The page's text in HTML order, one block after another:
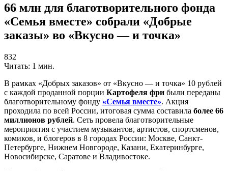
66 млн для благотворительного фонда
«Семья вместе» собрали «Добрые
заказы» во «Вкусно — и точка»
832
Читать: 1 мин.
В рамках «Добрых заказов» от «Вкусно — и точка» 10 рублей
с каждой проданной порции Картофеля фри были переданы
благотворительному фонду «Семья вместе». Акция
проходила по всей России, итоговая сумма составила более 66
миллионов рублей. Сеть провела благотворительные
мероприятия с участием музыкантов, артистов, спортсменов,
комиков, и блогеров в 8 городах России: Москве, Санкт-
Петербурге, Нижнем Новгороде, Казани, Екатеринбурге,
Новосибирске, Саратове и Владивостоке.